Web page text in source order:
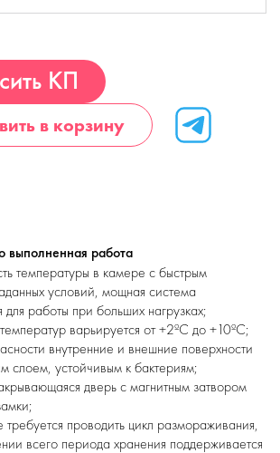
КП
в корзину
выполненная работа
температуры в камере с быстрым
условий, мощная система
работы при больших нагрузках;
варьируется от +2ºC до +10ºC;
внутренние и внешние поверхности
слоем, устойчивым к бактериям;
дверь с магнитным затвором
проводить цикл размораживания,
всего периода хранения поддерживается